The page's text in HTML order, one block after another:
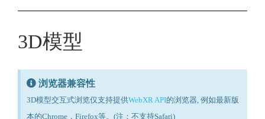
3D模型
浏览器兼容性
3D模型交互式浏览仅支持提供WebXR API的浏览器, 例如最新版
本的Chrome，Firefox等。(注：不支持Safari)